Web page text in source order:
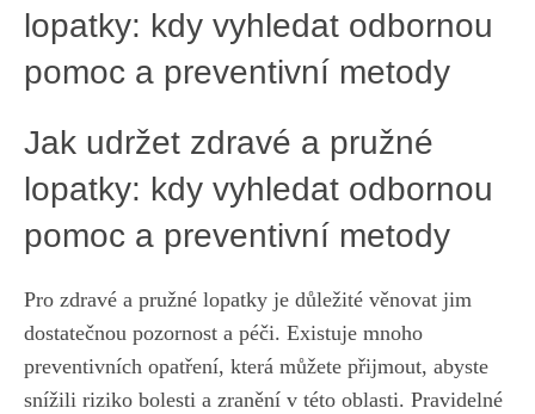
lopatky: kdy vyhledat odbornou
pomoc a preventivní metody
Jak udržet zdravé a pružné
lopatky: kdy vyhledat odbornou
pomoc a preventivní metody
Pro zdravé a pružné lopatky je důležité věnovat jim
dostatečnou pozornost a péči. Existuje mnoho
preventivních opatření, která můžete přijmout, abyste
snížili riziko bolesti a zranění v této oblasti. Pravidelné